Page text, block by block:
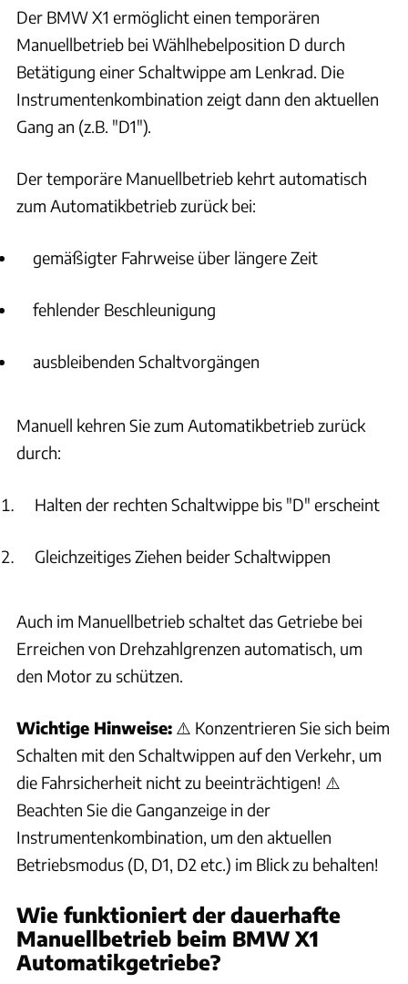
Welche Grenzen hat das Efficient Mode-System im BMW X1?
Wie funktioniert der Efficient Mode im BMW X1 und was ist
die Bonusreichweite?
BMW X1 zurücksetzen?
sollte ich reagieren?
Wie funktioniert die adaptive Rekuperation im BMW X1?
Welche Kraftstoffanpassungen gibt es für den BMW X1 je
Welche Mindestqualität an Kraftstoff benötigt der BMW X1
mit Benzinmotor?
verwenden?
Wie funktioniert das BluePerformance-System mit AdBlue im
BMW X1 Diesel?
Wie kann ich den AdBlue-Füllstand im BMW X1 überprüfen
und die benötigte Nachfüllmenge anzeigen lassen?
Was bedeutet die Meldung "AdBlue am Minimum" im BMW
X1?
Wie funktioniert die AdBlue-Befüllung bei niedrigen
Der BMW X1 ermöglicht einen temporären
Manuellbetrieb bei Wählhebelposition D durch
Betätigung einer Schaltwippe am Lenkrad. Die
Instrumentenkombination zeigt dann den aktuellen
Gang an (z.B. "D1").
Der temporäre Manuellbetrieb kehrt automatisch
zum Automatikbetrieb zurück bei:
gemäßigter Fahrweise über längere Zeit
fehlender Beschleunigung
ausbleibenden Schaltvorgängen
Manuell kehren Sie zum Automatikbetrieb zurück
durch:
Halten der rechten Schaltwippe bis "D" erscheint
Gleichzeitiges Ziehen beider Schaltwippen
Auch im Manuellbetrieb schaltet das Getriebe bei
Erreichen von Drehzahlgrenzen automatisch, um
den Motor zu schützen.
Wichtige Hinweise: ⚠️ Konzentrieren Sie sich beim
Schalten mit den Schaltwippen auf den Verkehr, um
die Fahrsicherheit nicht zu beeinträchtigen! ⚠️
Beachten Sie die Ganganzeige in der
Instrumentenkombination, um den aktuellen
Betriebsmodus (D, D1, D2 etc.) im Blick zu behalten!
Wie funktioniert der dauerhafte
Manuellbetrieb beim BMW X1
Automatikgetriebe?